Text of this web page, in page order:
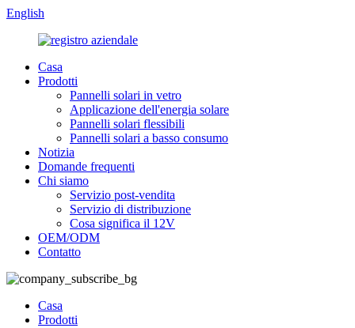
English
Casa
Prodotti
Pannelli solari in vetro
Applicazione dell'energia solare
Pannelli solari flessibili
Pannelli solari a basso consumo
Notizia
Domande frequenti
Chi siamo
Servizio post-vendita
Servizio di distribuzione
Cosa significa il 12V
OEM/ODM
Contatto
Casa
Prodotti